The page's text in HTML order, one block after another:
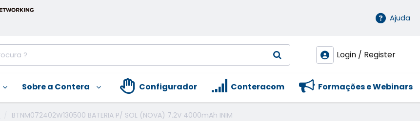
Ajuda
Login / Register
Sobre a Contera Formações e Webinars
Conteracom
Configurador
BTNM072402W130500 BATERIA P/ SOL (NOVA) 7.2V 4000mAh INIM